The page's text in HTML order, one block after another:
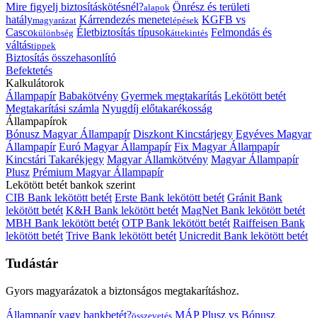
Mire figyelj biztosításkötésnél?alapok Önrész és területi
hatálymagyarázat Kárrendezés menetelépések KGFB vs
Cascokülönbség Életbiztosítás típusokáttekintés Felmondás és
váltástippek
Biztosítás összehasonlító
Befektetés
Kalkulátorok
Állampapír Babakötvény Gyermek megtakarítás Lekötött betét
Megtakarítási számla Nyugdíj előtakarékosság
Állampapírok
Bónusz Magyar Állampapír Diszkont Kincstárjegy Egyéves Magyar
Állampapír Euró Magyar Állampapír Fix Magyar Állampapír
Kincstári Takarékjegy Magyar Államkötvény Magyar Állampapír
Plusz Prémium Magyar Állampapír
Lekötött betét bankok szerint
CIB Bank lekötött betét Erste Bank lekötött betét Gránit Bank
lekötött betét K&H Bank lekötött betét MagNet Bank lekötött betét
MBH Bank lekötött betét OTP Bank lekötött betét Raiffeisen Bank
lekötött betét Trive Bank lekötött betét Unicredit Bank lekötött betét
Tudástár
Gyors magyarázatok a biztonságos megtakarításhoz.
Állampapír vagy bankbetét?összevetés MÁP Plusz vs Bónusz